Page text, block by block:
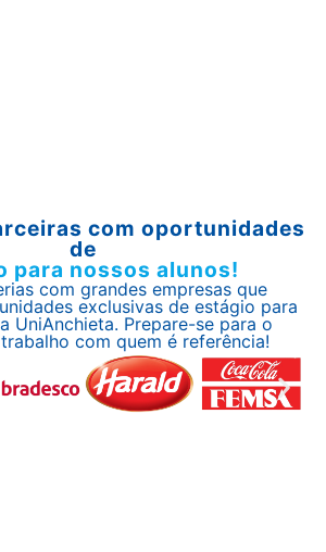
com oportunidades
de
para nossos alunos!
com grandes empresas que
exclusivas de estágio para
UniAnchieta. Prepare-se para o
com quem é referência!